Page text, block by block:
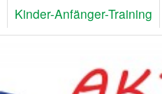
Kinder-Anfänger-Training